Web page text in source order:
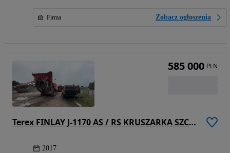
Firma Zobacz ogłoszenia
Terex FINLAY J-1170 AS / RS KRUSZARKA SZCZĘKOWA + PRZESIEWACZ PODWIESZANY ( POWERSCREEN, METSO, SANDVIK, KLEEMANN, McCloskey, EXTEC )
2017
585 000 PLN